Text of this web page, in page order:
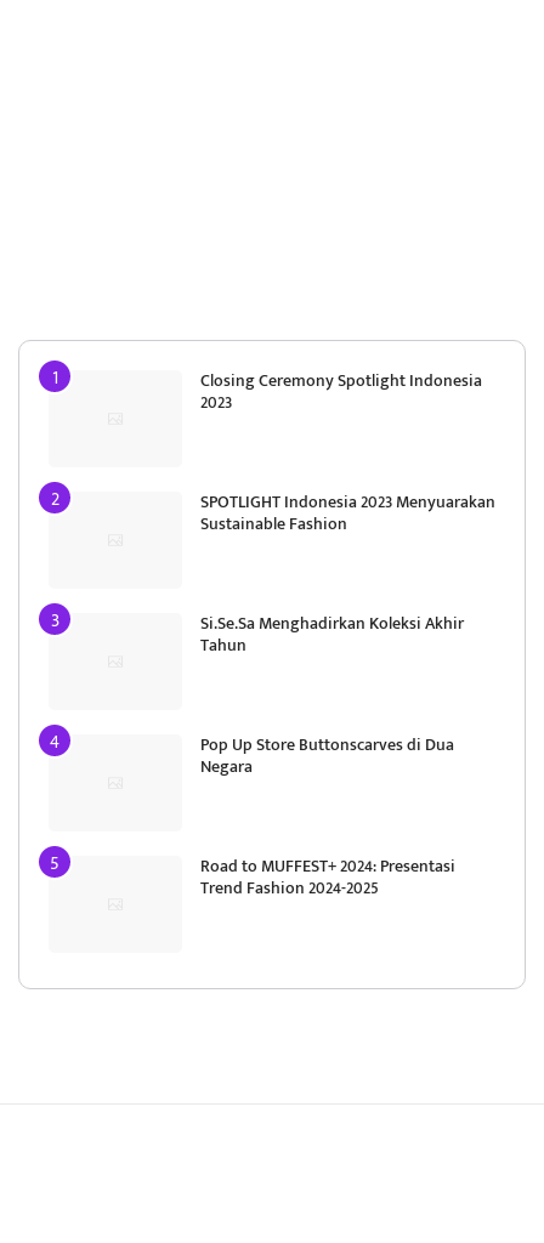
Closing Ceremony Spotlight Indonesia
2023
SPOTLIGHT Indonesia 2023 Menyuarakan
Sustainable Fashion
Si.Se.Sa Menghadirkan Koleksi Akhir
Tahun
Pop Up Store Buttonscarves di Dua
Negara
Road to MUFFEST+ 2024: Presentasi
Trend Fashion 2024-2025